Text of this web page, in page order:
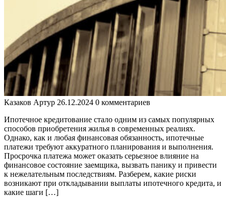
Казаков Артур 26.12.2024 0 комментариев
Ипотечное кредитование стало одним из самых популярных
способов приобретения жилья в современных реалиях.
Однако, как и любая финансовая обязанность, ипотечные
платежи требуют аккуратного планирования и выполнения.
Просрочка платежа может оказать серьезное влияние на
финансовое состояние заемщика, вызвать панику и привести
к нежелательным последствиям. Разберем, какие риски
возникают при откладывании выплаты ипотечного кредита, и
какие шаги […]